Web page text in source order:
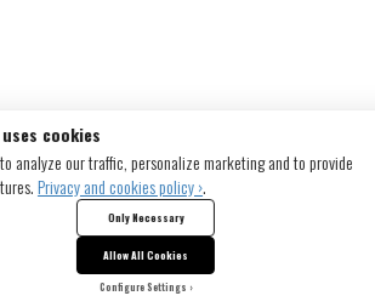
cookies
analyze our traffic, personalize marketing and to provide
Privacy and cookies policy ›.
Only Necessary
Allow All Cookies
Configure Settings